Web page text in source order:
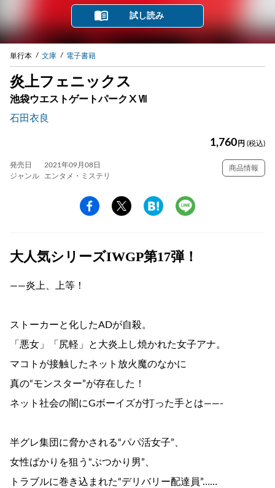
試し読み
単行本 文庫 電子書籍
炎上フェニックス
池袋ウエストゲートパークⅩⅦ
石田衣良
1,760 円 (税込)
発売日
2021年09月08日
ジャンル
エンタメ・ミステリ
商品情報
大人気シリーズIWGP第17弾！
――炎上、上等！
ストーカーと化したADが自殺。
「悪女」「尻軽」と大炎上し焼かれた女子アナ。
マコトが接触したネット放火魔のなかに
真の“モンスター”が存在した！
ネット社会の闇にGボーイズが打った手とは――-
半グレ集団に脅かされる“パパ活女子”、
女性ばかりを狙う“ぶつかり男”、
トラブルに巻き込まれた“デリバリー配達員”……